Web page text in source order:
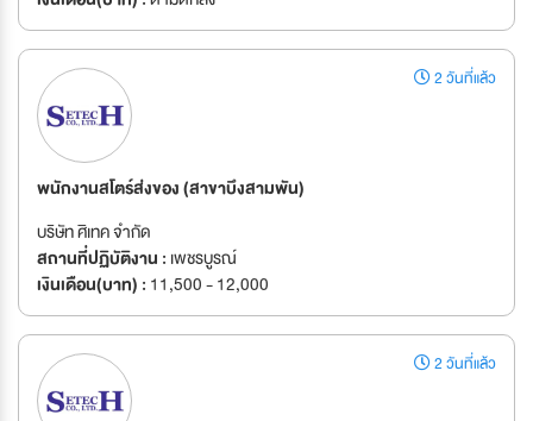
2 วันที่แล้ว
พนักงานสโตร์ส่งของ (สาขาบึงสามพัน)
บริษัท ศิเทค จำกัด
สถานที่ปฏิบัติงาน : เพชรบูรณ์
เงินเดือน(บาท) : 11,500 - 12,000
2 วันที่แล้ว